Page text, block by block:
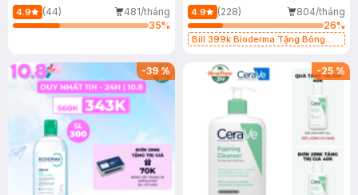
Mới)
4.9 (44)
481/tháng
35%
4.9 (228)
804/tháng
26%
Bill 399k Bioderma Tặng Bông
-39% -25 %